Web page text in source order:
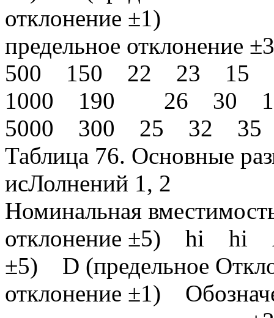
отклонение ±1)
предельное отклонение ±3
500 150 22 23 15
1000 190 26 30
5000 300 25 32 35
Таблица 76. Основные
исЛолнений 1, 2
Номинальная
отклонение ±5) hi hi А
±5) D (предельное
отклонение ±1)